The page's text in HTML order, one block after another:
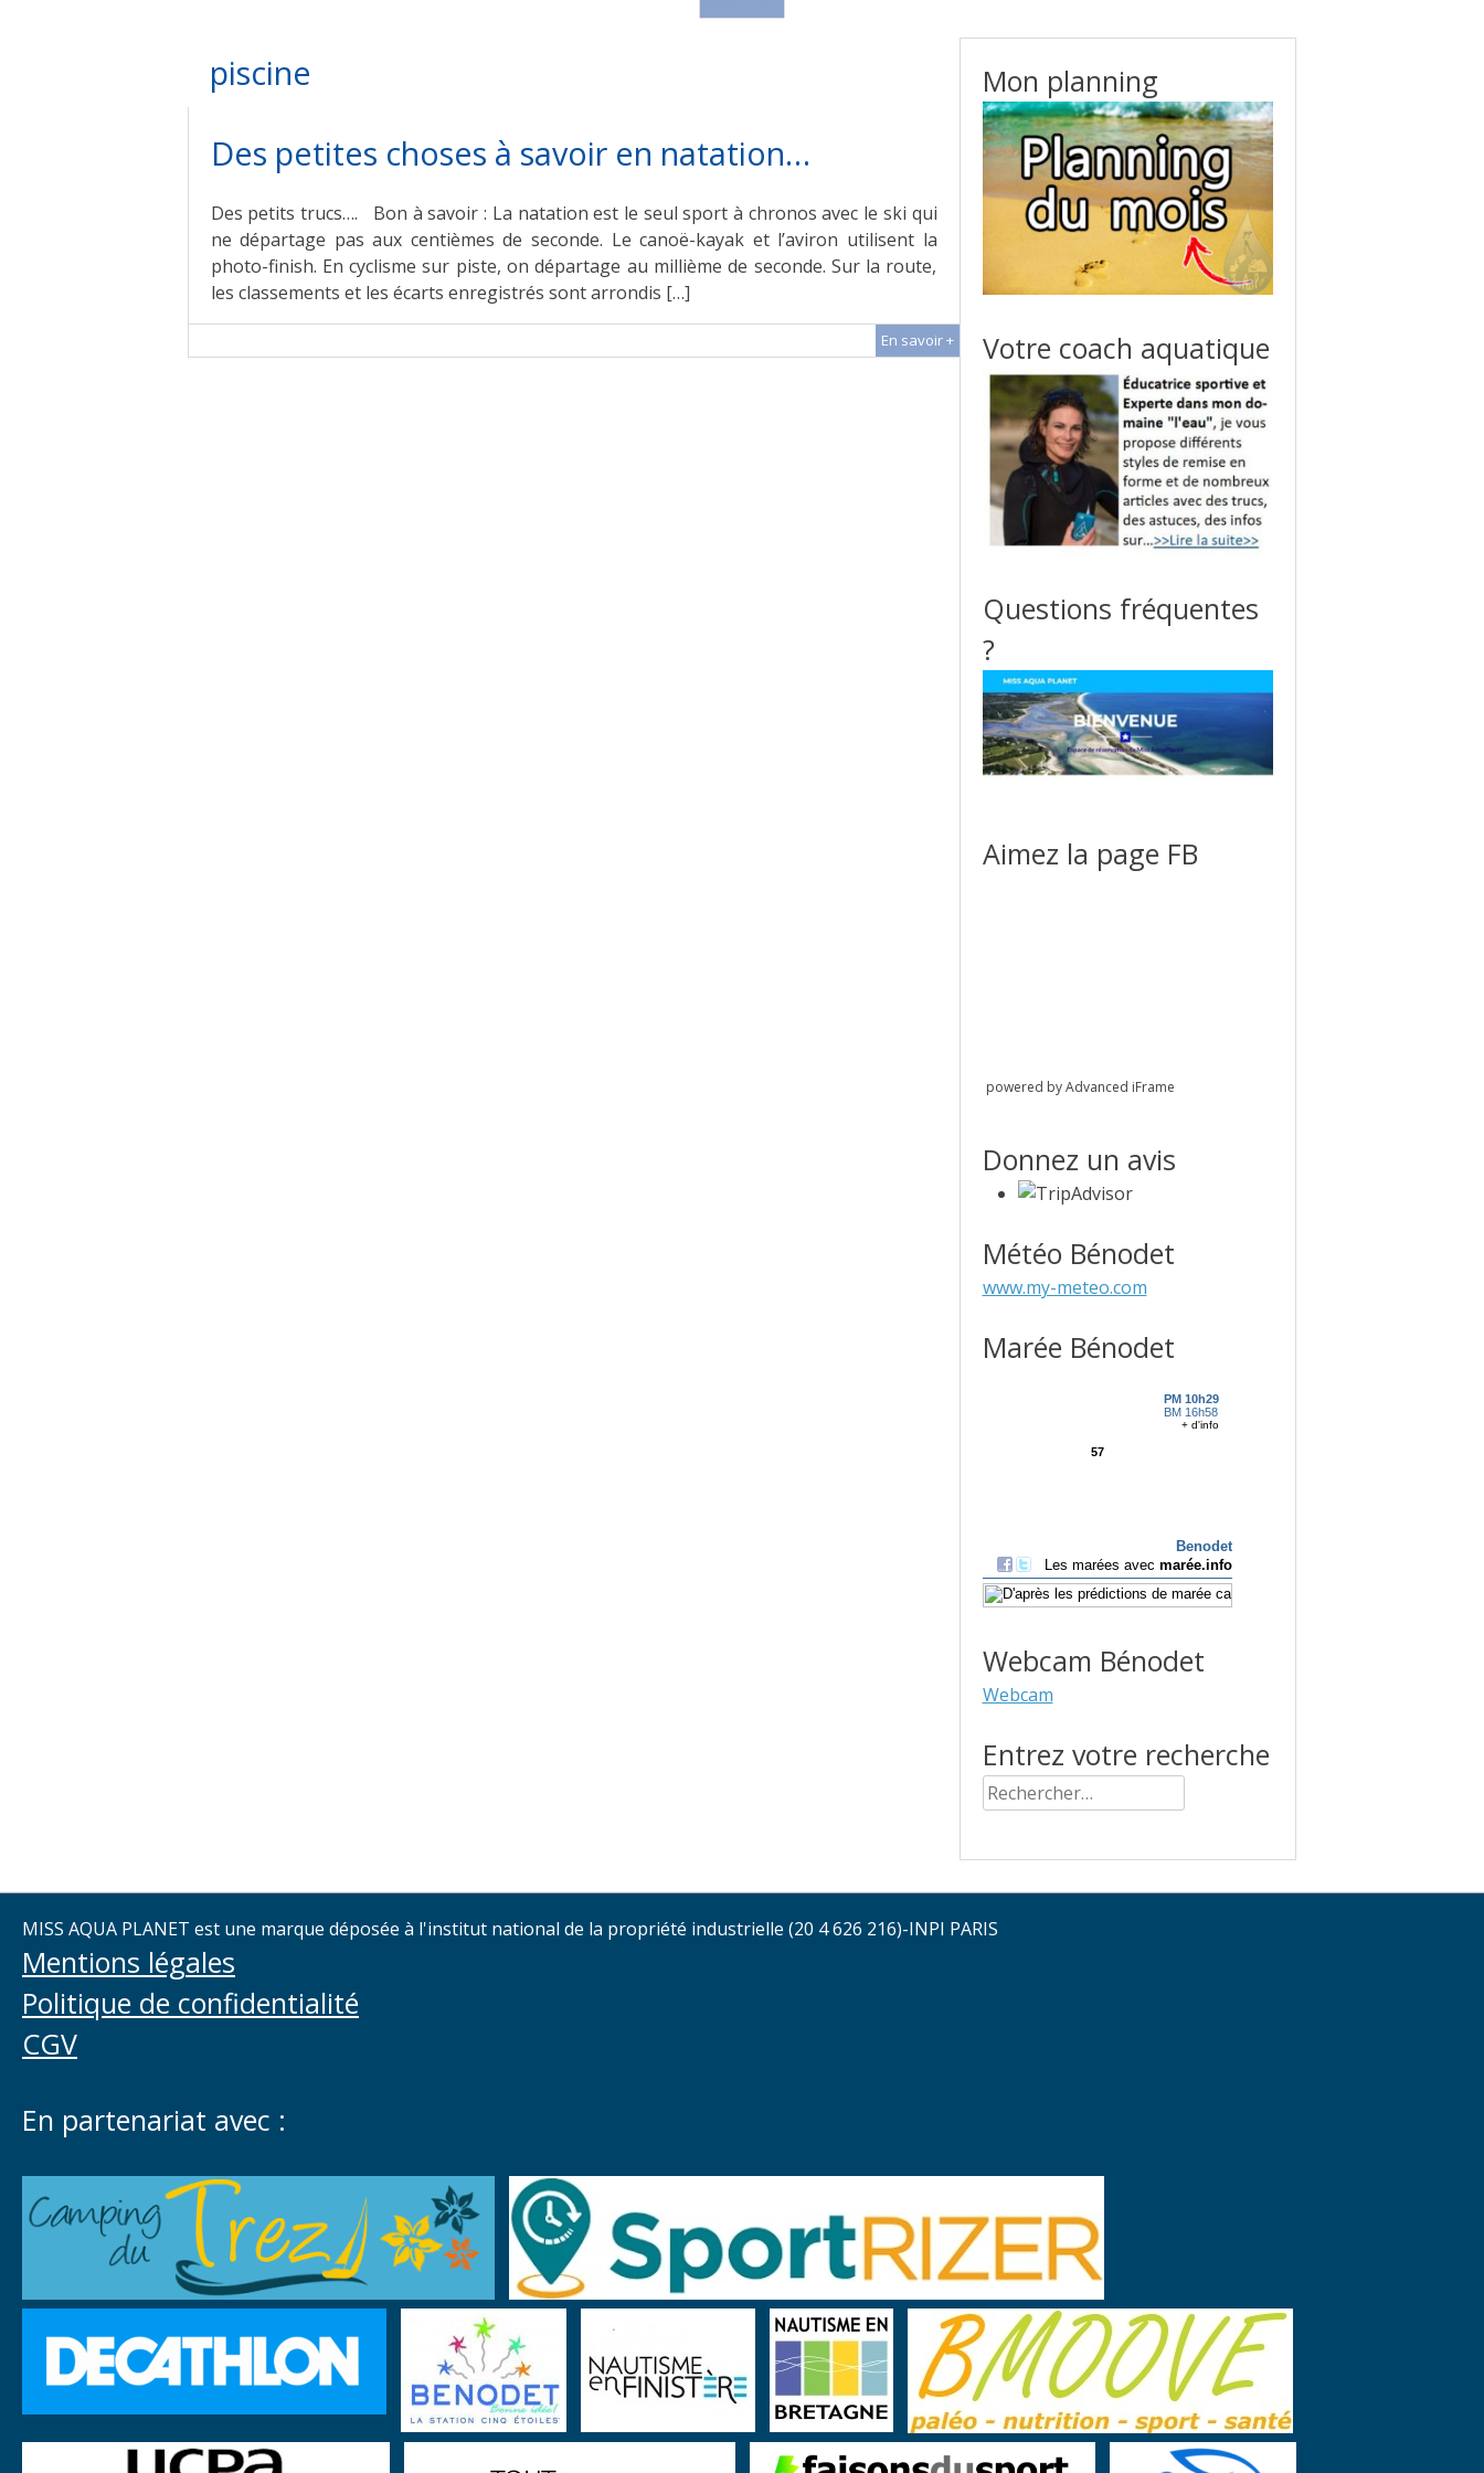
piscine
Des petites choses à savoir en natation…
Des petits trucs…. Bon à savoir : La natation est le seul sport à chronos avec le ski qui
ne départage pas aux centièmes de seconde. Le canoë-kayak et l’aviron utilisent la
photo-finish. En cyclisme sur piste, on départage au millième de seconde. Sur la route,
les classements et les écarts enregistrés sont arrondis […]
En savoir +
Mon planning
Votre coach aquatique
Questions fréquentes
?
Aimez la page FB
powered by Advanced iFrame
Donnez un avis
Météo Bénodet
www.my-meteo.com
Marée Bénodet
Webcam Bénodet
Webcam
Entrez votre recherche
Rechercher :
MISS AQUA PLANET est une marque déposée à l'institut national de la propriété industrielle (20 4 626 216)-INPI PARIS
Mentions légales
Politique de confidentialité
CGV
En partenariat avec :